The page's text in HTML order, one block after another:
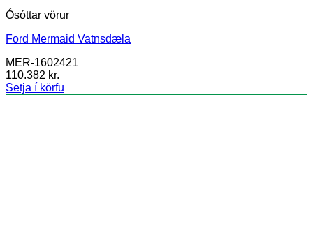
Ósóttar vörur
Ford Mermaid Vatnsdæla
MER-1602421
110.382 kr.
Setja í körfu